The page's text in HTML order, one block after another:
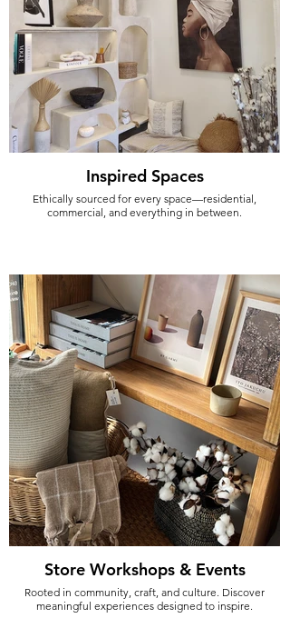
Inspired Spaces
Ethically sourced for every space—residential,
commercial, and everything in between.
Store Workshops & Events
Rooted in community, craft, and culture. Discover
meaningful experiences designed to inspire.